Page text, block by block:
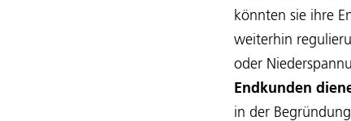
könnten sie ihre
weiterhin
oder
Endkunden
in der